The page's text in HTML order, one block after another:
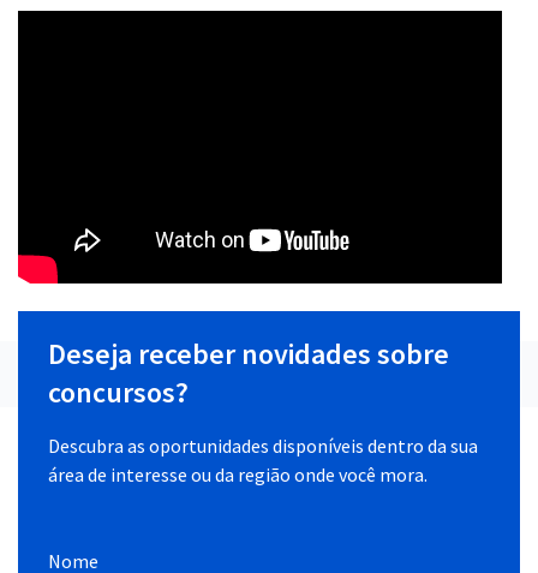
Deseja receber novidades sobre
concursos?
Descubra as oportunidades disponíveis dentro da sua
área de interesse ou da região onde você mora.
Nome